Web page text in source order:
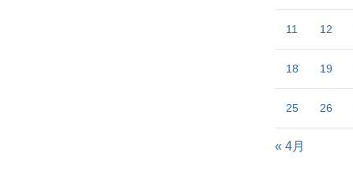
11 12
18 19
25 26
« 4月